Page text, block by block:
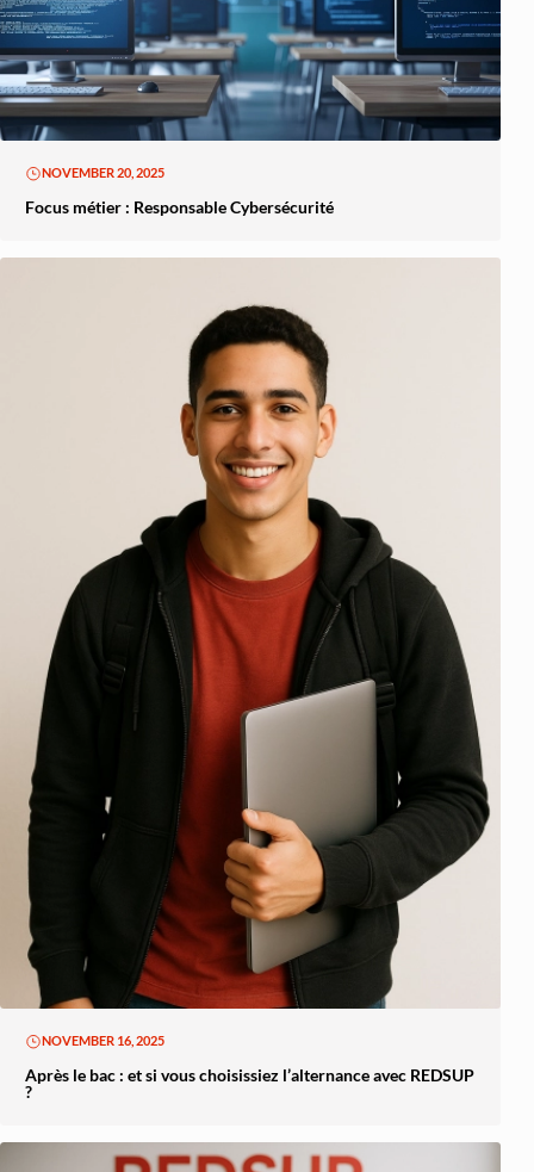
NOVEMBER 20, 2025
Focus métier : Responsable Cybersécurité
NOVEMBER 16, 2025
Après le bac : et si vous choisissiez l’alternance avec REDSUP
?